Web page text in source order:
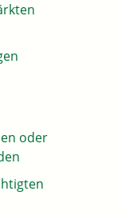
oder